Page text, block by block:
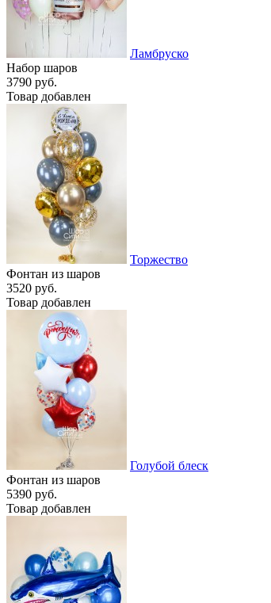
Ламбруско
Набор шаров
3790 руб.
Товар добавлен
Торжество
Фонтан из шаров
3520 руб.
Товар добавлен
Голубой блеск
Фонтан из шаров
5390 руб.
Товар добавлен